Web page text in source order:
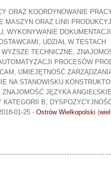
ORAZ KOORDYNOWANIE
MASZYN ORAZ LINII
WYKONYWANIE
UDZIAŁ W TESTACH
TECHNICZNE,
PROCESÓW
UMIEJĘTNOŚĆ
NA STANOWISKU
JĘZYKA
KATEGORII B,
01-25 - Ostrów Wielkopolski (